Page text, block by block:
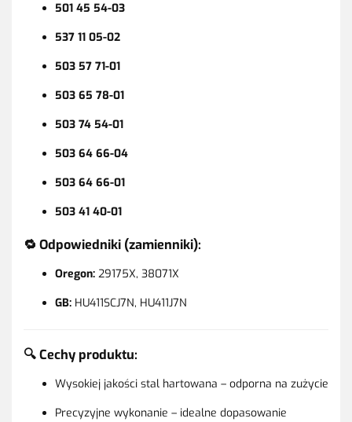
501 45 54-03
537 11 05-02
503 57 71-01
503 65 78-01
503 74 54-01
503 64 66-04
503 64 66-01
503 41 40-01
🔁 Odpowiedniki (zamienniki):
Oregon: 29175X, 38071X
GB: HU411SCJ7N, HU411J7N
🔍Cechy produktu:
Wysokiej jakości stal hartowana – odporna na zużycie
Precyzyjne wykonanie – idealne dopasowanie